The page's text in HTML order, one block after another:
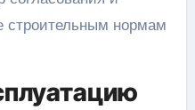
строительным нормам